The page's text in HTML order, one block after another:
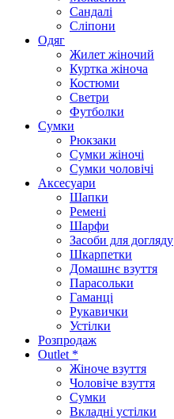
Сандалі
Сліпони
Одяг
Жилет жіночий
Куртка жіноча
Костюми
Светри
Футболки
Сумки
Рюкзаки
Сумки жіночі
Сумки чоловічі
Аксеcуари
Шапки
Ремені
Шарфи
Засоби для догляду
Шкарпетки
Домашнє взуття
Парасольки
Гаманці
Рукавички
Устілки
Розпродаж
Outlet *
Жіноче взуття
Чоловіче взуття
Сумки
Вкладні устілки